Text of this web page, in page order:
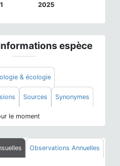
2025
espèce
& écologie
Sources Synonymes
le moment
Observations Annuelles